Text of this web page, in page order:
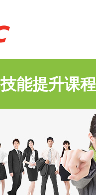
技能提升课程